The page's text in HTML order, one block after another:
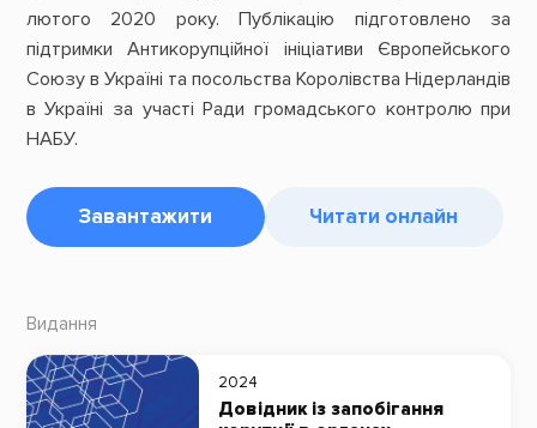
лютого 2020 року. Публікацію підготовлено за
підтримки Антикорупційної ініціативи Європейського
Союзу в Україні та посольства Королівства Нідерландів
в Україні за участі Ради громадського контролю при
НАБУ.
Завантажити Читати онлайн
Видання
2024
Довідник із запобігання